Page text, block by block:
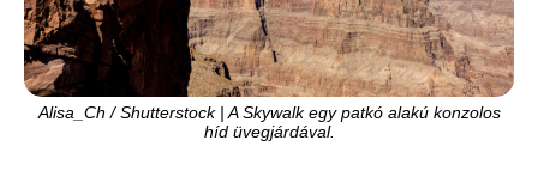
Alisa_Ch / Shutterstock | A Skywalk egy patkó alakú konzolos
híd üvegjárdával.